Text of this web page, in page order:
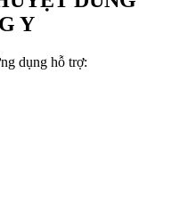
Y
dụng hỗ trợ: